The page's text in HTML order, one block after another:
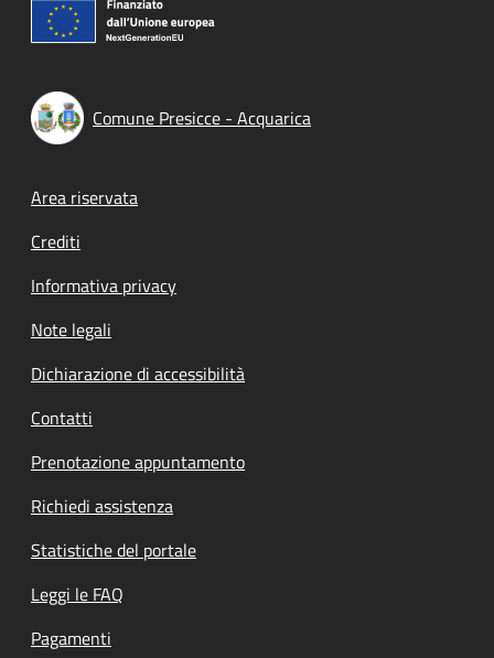
Comune Presicce - Acquarica
Footer menu
Area riservata
Crediti
Informativa privacy
Note legali
Dichiarazione di accessibilità
Contatti
Prenotazione appuntamento
Richiedi assistenza
Statistiche del portale
Leggi le FAQ
Pagamenti